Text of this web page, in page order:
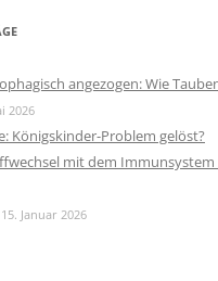
angezogen: Wie
2026
Königskinder-Problem gelöst?
mit dem
15. Januar 2026